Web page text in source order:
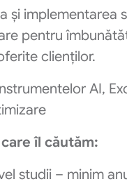
și implementarea
pentru
clienților.
AI,
îl căutăm:
studii – minim